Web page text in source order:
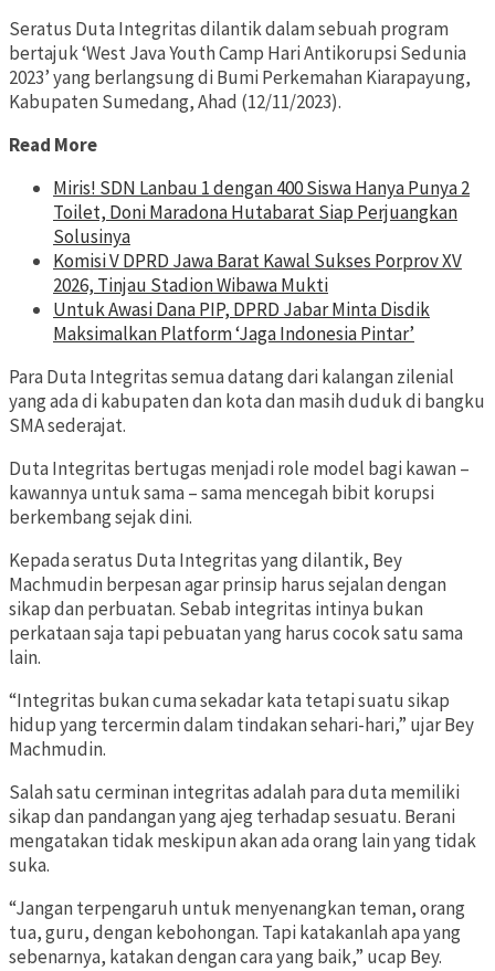
Seratus Duta Integritas dilantik dalam sebuah program
bertajuk ‘West Java Youth Camp Hari Antikorupsi Sedunia
2023’ yang berlangsung di Bumi Perkemahan Kiarapayung,
Kabupaten Sumedang, Ahad (12/11/2023).
Read More
Miris! SDN Lanbau 1 dengan 400 Siswa Hanya Punya 2
Toilet, Doni Maradona Hutabarat Siap Perjuangkan
Solusinya
Komisi V DPRD Jawa Barat Kawal Sukses Porprov XV
2026, Tinjau Stadion Wibawa Mukti
Untuk Awasi Dana PIP, DPRD Jabar Minta Disdik
Maksimalkan Platform ‘Jaga Indonesia Pintar’
Para Duta Integritas semua datang dari kalangan zilenial
yang ada di kabupaten dan kota dan masih duduk di bangku
SMA sederajat.
Duta Integritas bertugas menjadi role model bagi kawan –
kawannya untuk sama – sama mencegah bibit korupsi
berkembang sejak dini.
Kepada seratus Duta Integritas yang dilantik, Bey
Machmudin berpesan agar prinsip harus sejalan dengan
sikap dan perbuatan. Sebab integritas intinya bukan
perkataan saja tapi pebuatan yang harus cocok satu sama
lain.
“Integritas bukan cuma sekadar kata tetapi suatu sikap
hidup yang tercermin dalam tindakan sehari-hari,” ujar Bey
Machmudin.
Salah satu cerminan integritas adalah para duta memiliki
sikap dan pandangan yang ajeg terhadap sesuatu. Berani
mengatakan tidak meskipun akan ada orang lain yang tidak
suka.
“Jangan terpengaruh untuk menyenangkan teman, orang
tua, guru, dengan kebohongan. Tapi katakanlah apa yang
sebenarnya, katakan dengan cara yang baik,” ucap Bey.